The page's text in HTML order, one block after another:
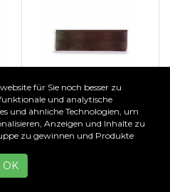
Ab€ 1,00
Organzaband braun
für Sie noch besser zu
und analytische
und ähnliche Technologien, um
Anzeigen und Inhalte zu
zu gewinnen und Produkte
OK